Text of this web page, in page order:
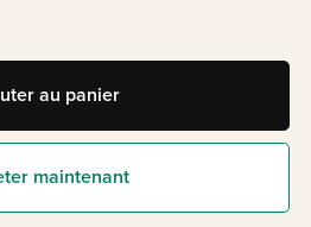
au panier
maintenant